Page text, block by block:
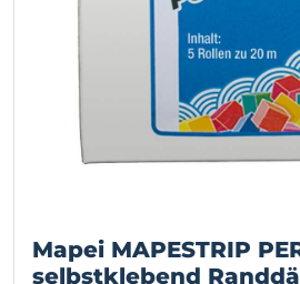
Mapei MAPESTRIP
selbstklebend